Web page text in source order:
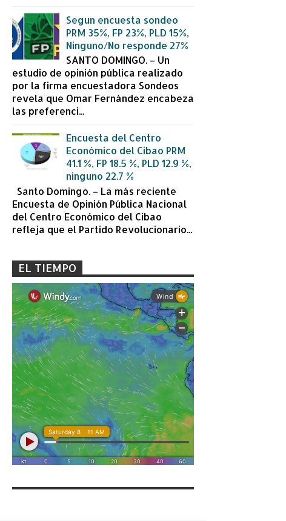
Segun encuesta sondeo
PRM 35%, FP 23%, PLD 15%,
Ninguno/No responde 27%
SANTO DOMINGO. – Un
estudio de opinión pública realizado
por la firma encuestadora Sondeos
revela que Omar Fernández encabeza
las preferenci...
Encuesta del Centro
Económico del Cibao PRM
41.1 %, FP 18.5 %, PLD 12.9 %,
ninguno 22.7 %
Santo Domingo. – La más reciente
Encuesta de Opinión Pública Nacional
del Centro Económico del Cibao
refleja que el Partido Revolucionario...
EL TIEMPO